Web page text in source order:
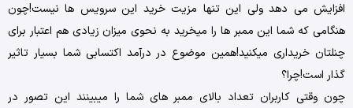
افزایش می دهد ولی این تنها مزیت خرید این سرویس ها نیست!چون
هنگامی که شما این ممبر ها را میخرید به نحوی میزان زیادی هم اعتبار برای
چنلتان خریداری میکنید!همین موضوع در درآمد اکتسابی شما بسیار تاثیر
گذار است!چرا؟
چون وقتی کاربران تعداد بالای ممبر های شما را میبینند این تصور در